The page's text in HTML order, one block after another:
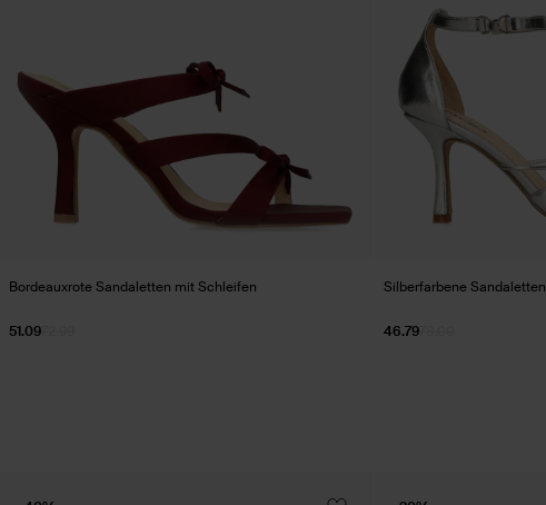
Bordeauxrote Sandaletten mit Schleifen
51.09
Silberfarbene Sandaletten
78.00
46.79